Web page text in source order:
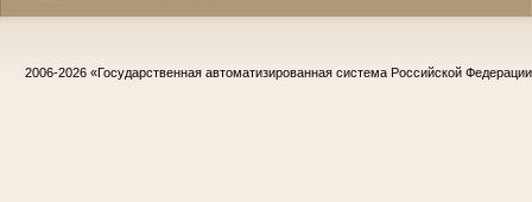
2006-2026 «Государственная автоматизированная система Российской